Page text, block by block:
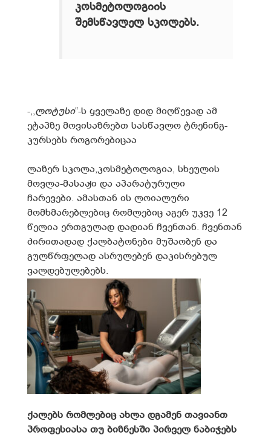
კოსმეტოლოგიის
შემსწავლელ სკოლებს.
-,,ლოტუსი“-ს ყველაზე დიდ მიღწევად ამ
ეტაპზე მოვისაზრებთ სასწავლო ტრენინგ-
კურსებს როგორებიცაა
ლაზერ სკოლა,კოსმეტოლოგია, სხეულის
მოვლა-მასაჟი და აპარატურული
ჩარევები. ამასთან ის ლოიალური
მომხმარებლებიც რომლებიც აგერ უკვე 12
წელია ერთგულად დადიან ჩვენთან. ჩვენთან
ძირითადად ქალბატონები მუშაობენ და
გულწრფელად ასრულებენ დაკისრებულ
ვალდებულებებს.
ქალებს რომლებიც ახლა დგამენ თავიანთ
პროფესიასა თუ ბიზნესში პირველ ნაბიჯებს